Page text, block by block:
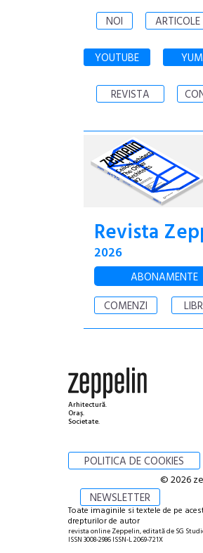
NOI ARTICOLE
YOUTUBE
REVISTA
Revista
2026
ABONAMENTE
COMENZI
Arhitectură.
Oraș.
Societate.
POLITICA DE COOKIES
NEWSLETTER
© 2026
Toate imaginile si textele de pe
drepturilor de autor
revista online Zeppelin, editată de SG
ISSN 3008-2986 ISSN-L 2069-721X